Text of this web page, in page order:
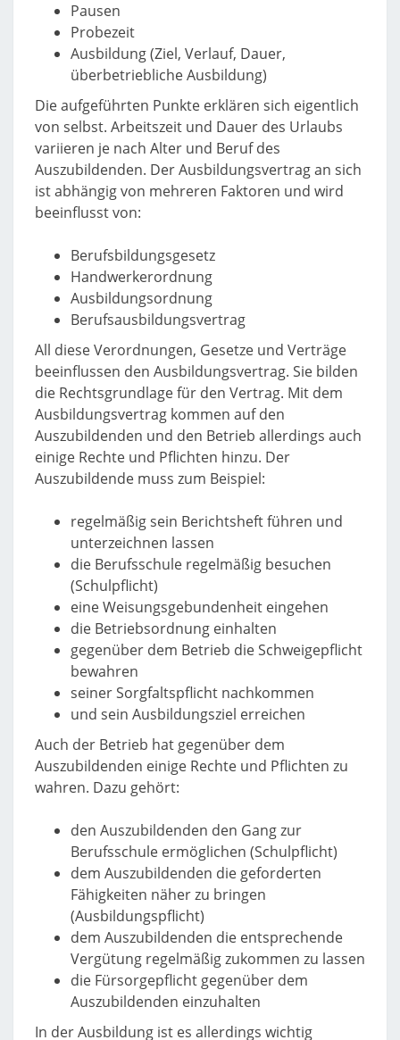
Pausen
Probezeit
Ausbildung (Ziel, Verlauf, Dauer,
überbetriebliche Ausbildung)
Die aufgeführten Punkte erklären sich eigentlich
von selbst. Arbeitszeit und Dauer des Urlaubs
variieren je nach Alter und Beruf des
Auszubildenden. Der Ausbildungsvertrag an sich
ist abhängig von mehreren Faktoren und wird
beeinflusst von:
Berufsbildungsgesetz
Handwerkerordnung
Ausbildungsordnung
Berufsausbildungsvertrag
All diese Verordnungen, Gesetze und Verträge
beeinflussen den Ausbildungsvertrag. Sie bilden
die Rechtsgrundlage für den Vertrag. Mit dem
Ausbildungsvertrag kommen auf den
Auszubildenden und den Betrieb allerdings auch
einige Rechte und Pflichten hinzu. Der
Auszubildende muss zum Beispiel:
regelmäßig sein Berichtsheft führen und
unterzeichnen lassen
die Berufsschule regelmäßig besuchen
(Schulpflicht)
eine Weisungsgebundenheit eingehen
die Betriebsordnung einhalten
gegenüber dem Betrieb die Schweigepflicht
bewahren
seiner Sorgfaltspflicht nachkommen
und sein Ausbildungsziel erreichen
Auch der Betrieb hat gegenüber dem
Auszubildenden einige Rechte und Pflichten zu
wahren. Dazu gehört:
den Auszubildenden den Gang zur
Berufsschule ermöglichen (Schulpflicht)
dem Auszubildenden die geforderten
Fähigkeiten näher zu bringen
(Ausbildungspflicht)
dem Auszubildenden die entsprechende
Vergütung regelmäßig zukommen zu lassen
die Fürsorgepflicht gegenüber dem
Auszubildenden einzuhalten
In der Ausbildung ist es allerdings wichtig